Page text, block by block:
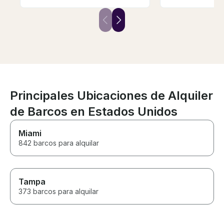
slide and the lily pad were
amazing features on the boat -
wow!!! We had a blast. 10/10
was
Principales Ubicaciones de Alquiler
de Barcos en Estados Unidos
Miami
842 barcos para alquilar
Tampa
373 barcos para alquilar